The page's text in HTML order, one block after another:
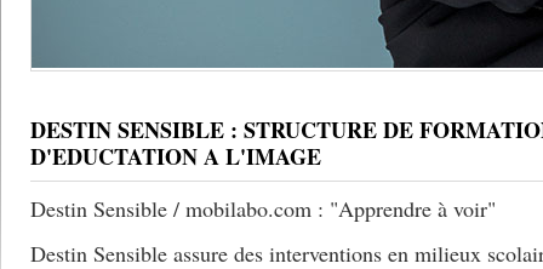
DESTIN SENSIBLE : STRUCTURE DE
D'EDUCTATION A L'IMAGE
Destin Sensible / mobilabo.com : "Apprendre à voir"
Destin Sensible assure des interventions en milieux